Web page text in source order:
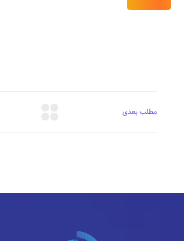
مطلب بعدی